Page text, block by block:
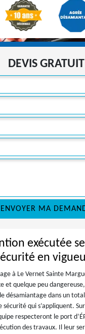
DEVIS GRATUIT
exécutée
en
à Le Vernet Sainte
et quelque peu
désamiantage dans un
sécurité qui s’appliquent.
respecteront le port
des travaux. Il leur